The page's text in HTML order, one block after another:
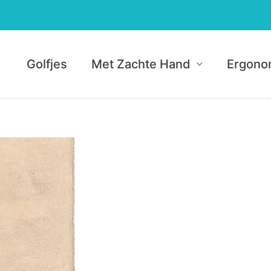
Golfjes Met Zachte Hand